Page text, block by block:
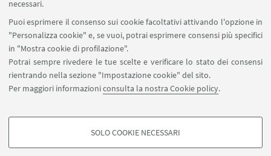
necessari.
Puoi esprimere il consenso sui cookie facoltativi attivando l'opzione in
"Personalizza cookie" e, se vuoi, potrai esprimere consensi più specifici
in "Mostra cookie di profilazione".
Potrai sempre rivedere le tue scelte e verificare lo stato dei consensi
rientrando nella sezione "Impostazione cookie" del sito.
Per maggiori informazioniconsulta la nostra Cookie policy.
COOKIE DI PROFILAZIONE - FACOLTATIVI
SOLO COOKIE NECESSARI
startupday@unibo.it
Area stampa
Edizioni precedenti